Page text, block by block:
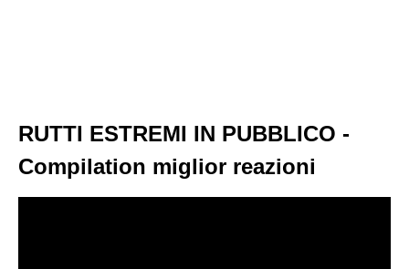
RUTTI ESTREMI IN PUBBLICO -
Compilation miglior reazioni